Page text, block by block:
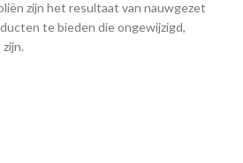
zijn het resultaat van nauwgezet
te bieden die ongewijzigd,